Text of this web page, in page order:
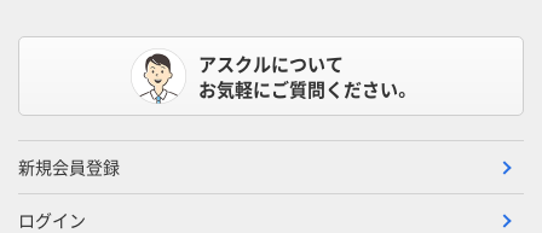
アスクルについて
お気軽にご質問ください。
新規会員登録
ログイン